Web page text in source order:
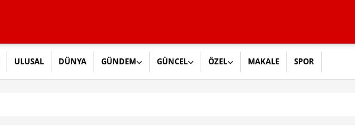
ULUSAL DÜNYA GÜNDEM GÜNCEL ÖZEL MAKALE SPOR